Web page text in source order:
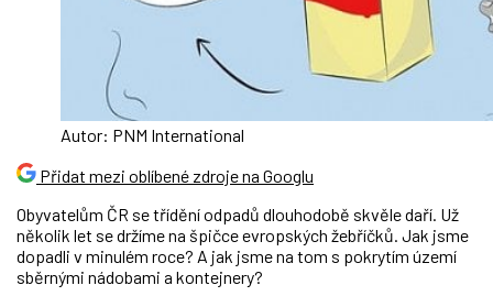
Autor: PNM International
Přidat mezi oblíbené zdroje na Googlu
Obyvatelům ČR se třídění odpadů dlouhodobě skvěle daří. Už
několik let se držíme na špičce evropských žebříčků. Jak jsme
dopadli v minulém roce? A jak jsme na tom s pokrytím území
sběrnými nádobami a kontejnery?